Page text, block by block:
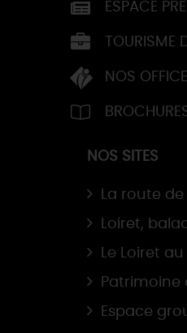
ESPACE
TOURISME
NOS
NOS SITES
La route de
Loiret,
Le Loiret
Patrimoine
Espace